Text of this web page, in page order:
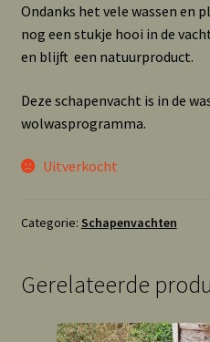
Ondanks het vele wassen en
nog een stukje hooi in de
en blijft een natuurproduct.
Deze schapenvacht is in de
wolwasprogramma.
Uitverkocht
Categorie: Schapenvachten
Gerelateerde